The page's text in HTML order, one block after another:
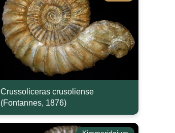
Crussoliceras crusoliense
(Fontannes, 1876)